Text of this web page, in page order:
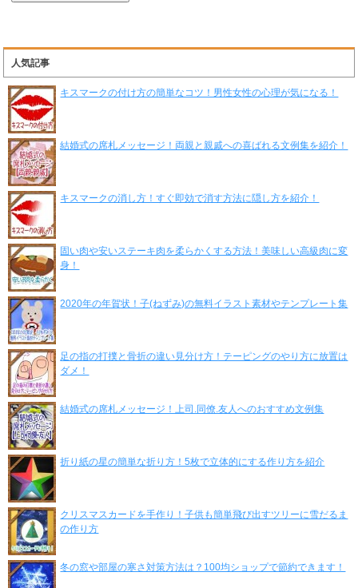
人気記事
キスマークの付け方の簡単なコツ！男性女性の心理が気になる！
結婚式の席札メッセージ！両親と親戚への喜ばれる文例集を紹介！
キスマークの消し方！すぐ即効で消す方法に隠し方を紹介！
固い肉や安いステーキ肉を柔らかくする方法！美味しい高級肉に変
身！
2020年の年賀状！子(ねずみ)の無料イラスト素材やテンプレート集
足の指の打撲と骨折の違い見分け方！テーピングのやり方に放置は
ダメ！
結婚式の席札メッセージ！上司.同僚.友人へのおすすめ文例集
折り紙の星の簡単な折り方！5枚で立体的にする作り方を紹介
クリスマスカードを手作り！子供も簡単飛び出すツリーに雪だるま
の作り方
冬の窓や部屋の寒さ対策方法は？100均ショップで節約できます！